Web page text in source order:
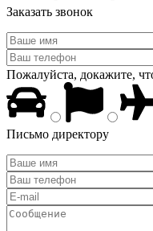
Заказать звонок
Пожалуйста, докажите,
Письмо директору